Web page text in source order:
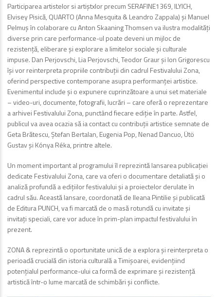
Participarea artistelor si artiștxlor precum SERAFINE1369, ILYICH,
Elvisey Pisică, QUARTO (Anna Mesquita & Leandro Zappala) și Manuel
Pelmuș în colaborare cu Anton Skaaning Thomsen va ilustra modalități
diverse prin care performance-ul poate deveni un mijloc de
rezistență, eliberare și explorare a limitelor sociale și culturale
impuse. Dan Perjovschi, Lia Perjovschi, Teodor Graur și Ion Grigorescu
își vor reinterpreta propriile contribuții din cadrul Festivalului Zona,
oferind perspective contemporane asupra performanței artistice.
Evenimentul include și o expunere cuprinzătoare a unui set materiale
– video-uri, documente, fotografii, lucrări – care oferă o reprezentare
a arhivei Festivalului Zona, punctând fiecare ediție în parte. Astfel,
publicul va avea ocazia să ia contact cu contribuții artistice semnate de
Geta Brătescu, Ștefan Bertalan, Eugenia Pop, Nenad Dancuo, Ütö
Gustav şi Kónya Réka, printre altele.
Un moment important al programului îl reprezintă lansarea publicației
dedicate Festivalului Zona, care va oferi o documentare detaliată și o
analiză profundă a edițiilor festivalului și a proiectelor derulate în
cadrul său. Această lansare, coordonată de Ileana Pintilie și publicată
de Editura PUNCH, va fi marcată de o masă rotundă cu invitate și
invitați speciali, care vor aduce în prim-plan impactul festivalului în
prezent.
ZONA & reprezintă o oportunitate unică de a explora și reinterpreta o
perioadă crucială din istoria culturală a Timișoarei, evidențiind
potențialul performance-ului ca formă de exprimare și rezistență
artistică într-o lume marcată de schimbări și conflicte.